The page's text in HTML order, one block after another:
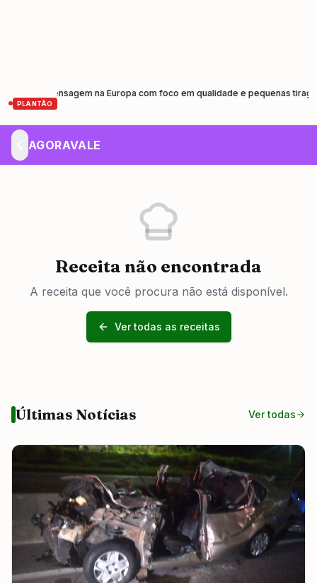
PLANTÃO
prensagem na Europa com foco em qualidade e pequenas tiragens
AGORAVALE
Receita não encontrada
A receita que você procura não está disponível.
Ver todas as receitas
Últimas Notícias Ver todas